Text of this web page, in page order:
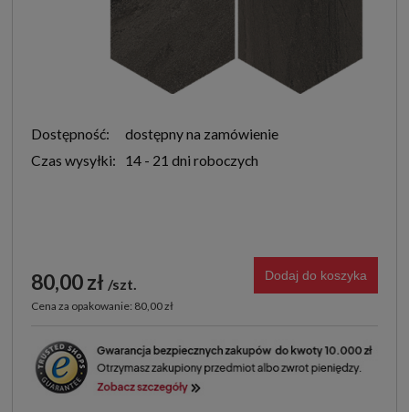
Dostępność:
dostępny na zamówienie
Czas wysyłki:
14 - 21 dni roboczych
80,00 zł szt.
Cena za opakowanie: 80,00 zł
Dodaj do koszyka